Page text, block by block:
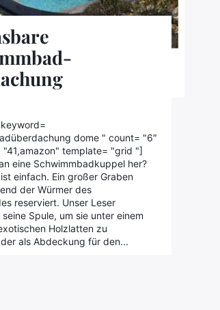
dome " count= "6″
"41,amazon" template= "grid "]
eine Schwimmbadkuppel her?
einfach. Ein großer Graben
der Würmer des
reserviert. Unser Leser
Spule, um sie unter einem
Holzlatten zu
als Abdeckung für den...